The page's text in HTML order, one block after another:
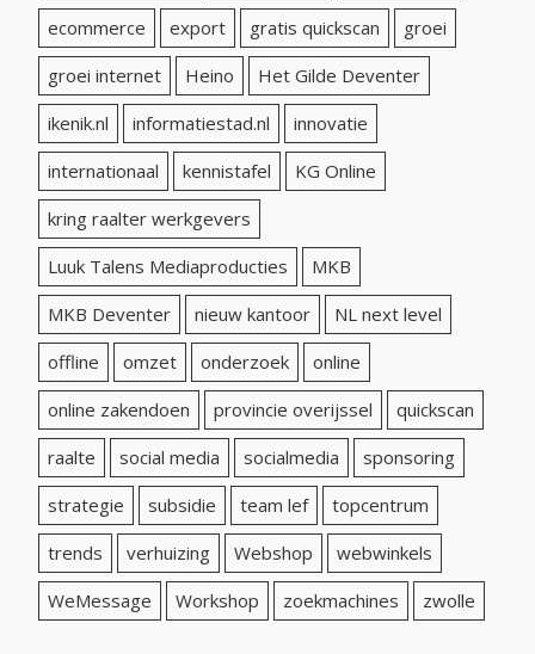
ecommerce
export gratis quickscan
groei
groei internet
Heino
Het Gilde Deventer
ikenik.nl
informatiestad.nl
innovatie
internationaal
kennistafel
KG Online
kring raalter werkgevers
Luuk Talens Mediaproducties
MKB
MKB Deventer
nieuw kantoor
NL next level
offline
omzet onderzoek
online
online zakendoen
provincie overijssel
quickscan
raalte
social media socialmedia
sponsoring
strategie
subsidie team lef
topcentrum
trends
verhuizing Webshop
webwinkels
WeMessage
Workshop zoekmachines zwolle